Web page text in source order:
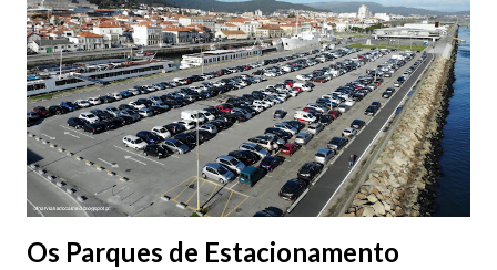
Os Parques de Estacionamento